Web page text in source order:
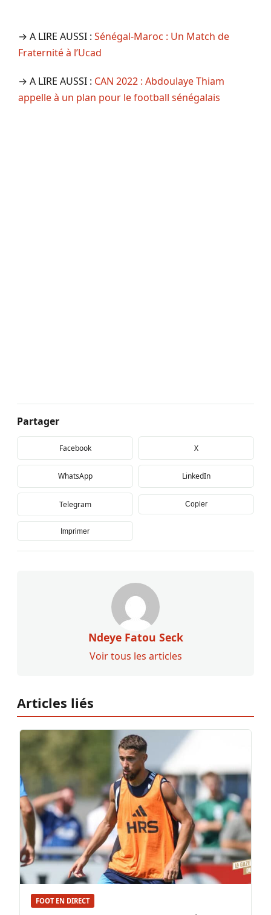
→ A LIRE AUSSI : Sénégal-Maroc : Un Match de
Fraternité à l’Ucad
→ A LIRE AUSSI : CAN 2022 : Abdoulaye Thiam
appelle à un plan pour le football sénégalais
Partager
Facebook X
WhatsApp LinkedIn
Telegram Copier
Imprimer
Ndeye Fatou Seck
Voir tous les articles
Articles liés
FOOT EN DIRECT